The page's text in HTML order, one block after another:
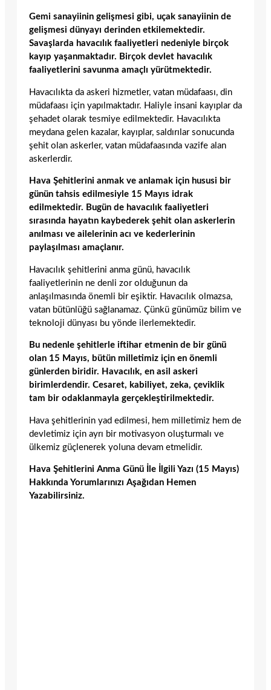
Gemi sanayiinin gelişmesi gibi, uçak sanayiinin de
gelişmesi dünyayı derinden etkilemektedir.
Savaşlarda havacılık faaliyetleri nedeniyle birçok
kayıp yaşanmaktadır. Birçok devlet havacılık
faaliyetlerini savunma amaçlı yürütmektedir.
Havacılıkta da askeri hizmetler, vatan müdafaası, din
müdafaası için yapılmaktadır. Haliyle insani kayıplar da
şehadet olarak tesmiye edilmektedir. Havacılıkta
meydana gelen kazalar, kayıplar, saldırılar sonucunda
şehit olan askerler, vatan müdafaasında vazife alan
askerlerdir.
Hava Şehitlerini anmak ve anlamak için hususi bir
günün tahsis edilmesiyle 15 Mayıs idrak
edilmektedir. Bugün de havacılık faaliyetleri
sırasında hayatın kaybederek şehit olan askerlerin
anılması ve ailelerinin acı ve kederlerinin
paylaşılması amaçlanır.
Havacılık şehitlerini anma günü, havacılık
faaliyetlerinin ne denli zor olduğunun da
anlaşılmasında önemli bir eşiktir. Havacılık olmazsa,
vatan bütünlüğü sağlanamaz. Çünkü günümüz bilim ve
teknoloji dünyası bu yönde ilerlemektedir.
Bu nedenle şehitlerle iftihar etmenin de bir günü
olan 15 Mayıs, bütün milletimiz için en önemli
günlerden biridir. Havacılık, en asil askeri
birimlerdendir. Cesaret, kabiliyet, zeka, çeviklik
tam bir odaklanmayla gerçekleştirilmektedir.
Hava şehitlerinin yad edilmesi, hem milletimiz hem de
devletimiz için ayrı bir motivasyon oluşturmalı ve
ülkemiz güçlenerek yoluna devam etmelidir.
Hava Şehitlerini Anma Günü İle İlgili Yazı (15 Mayıs)
Hakkında Yorumlarınızı Aşağıdan Hemen
Yazabilirsiniz.